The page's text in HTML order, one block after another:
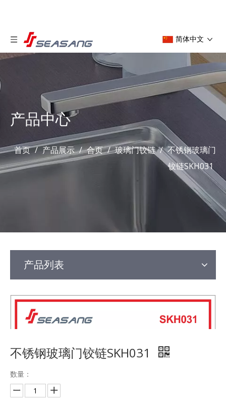
简体中文
产品中心
首页 / 产品展示 / 合页 / 玻璃门铰链 / 不锈钢玻璃门
铰链SKH031
产品列表
不锈钢玻璃门铰链SKH031
数量：